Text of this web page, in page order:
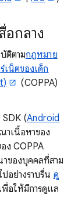
อกลาง
ติตามกฎหมาย
เน็ตของเด็ก
(COPPA)
SDK (Android
าเนื้อหาของ
ง COPPA
ของบุคคลที่สาม
อย่างราบรื่น ดู
อให้มีการดูแล